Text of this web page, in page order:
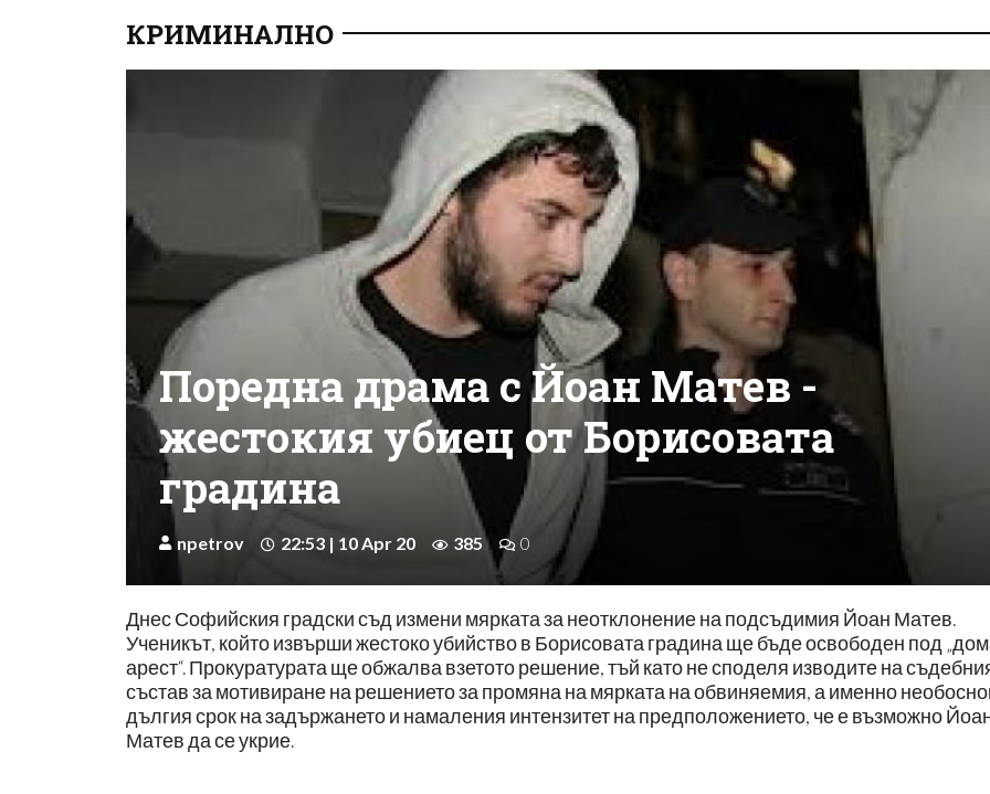
КРИМИНАЛНО
Поредна драма с Йоан Матев -
жестокия убиец от Борисовата
градина
npetrov 22:53 | 10 Apr 20 385 0
Днес Софийския градски съд измени мярката за неотклонение на подсъдимия Йоан Матев.
Ученикът, който извърши жестоко убийство в Борисовата градина ще бъде освободен под
арест“. Прокуратурата ще обжалва взетото решение, тъй като не споделя изводите на
състав за мотивиране на решението за промяна на мярката на обвиняемия, а именно
дългия срок на задържането и намаления интензитет на предположението, че е възможно
Матев да се укрие.